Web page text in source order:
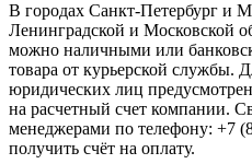
В городах Санкт-Петербург и
Ленинградской и Московской
можно наличными или
товара от курьерской службы.
юридических лиц
на расчетный счет компании.
менеджерами по телефону: +7
получить счёт на оплату.